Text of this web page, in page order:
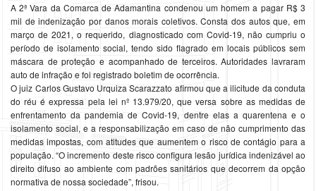
A 2ª Vara da Comarca de Adamantina condenou um homem a pagar R$ 3
mil de indenização por danos morais coletivos. Consta dos autos que, em
março de 2021, o requerido, diagnosticado com Covid-19, não cumpriu o
período de isolamento social, tendo sido flagrado em locais públicos sem
máscara de proteção e acompanhado de terceiros. Autoridades lavraram
auto de infração e foi registrado boletim de ocorrência.
O juiz Carlos Gustavo Urquiza Scarazzato afirmou que a ilicitude da conduta
do réu é expressa pela lei nº 13.979/20, que versa sobre as medidas de
enfrentamento da pandemia de Covid-19, dentre elas a quarentena e o
isolamento social, e a responsabilização em caso de não cumprimento das
medidas impostas, com atitudes que aumentem o risco de contágio para a
população. “O incremento deste risco configura lesão jurídica indenizável ao
direito difuso ao ambiente com padrões sanitários que decorrem da opção
normativa de nossa sociedade”, frisou.